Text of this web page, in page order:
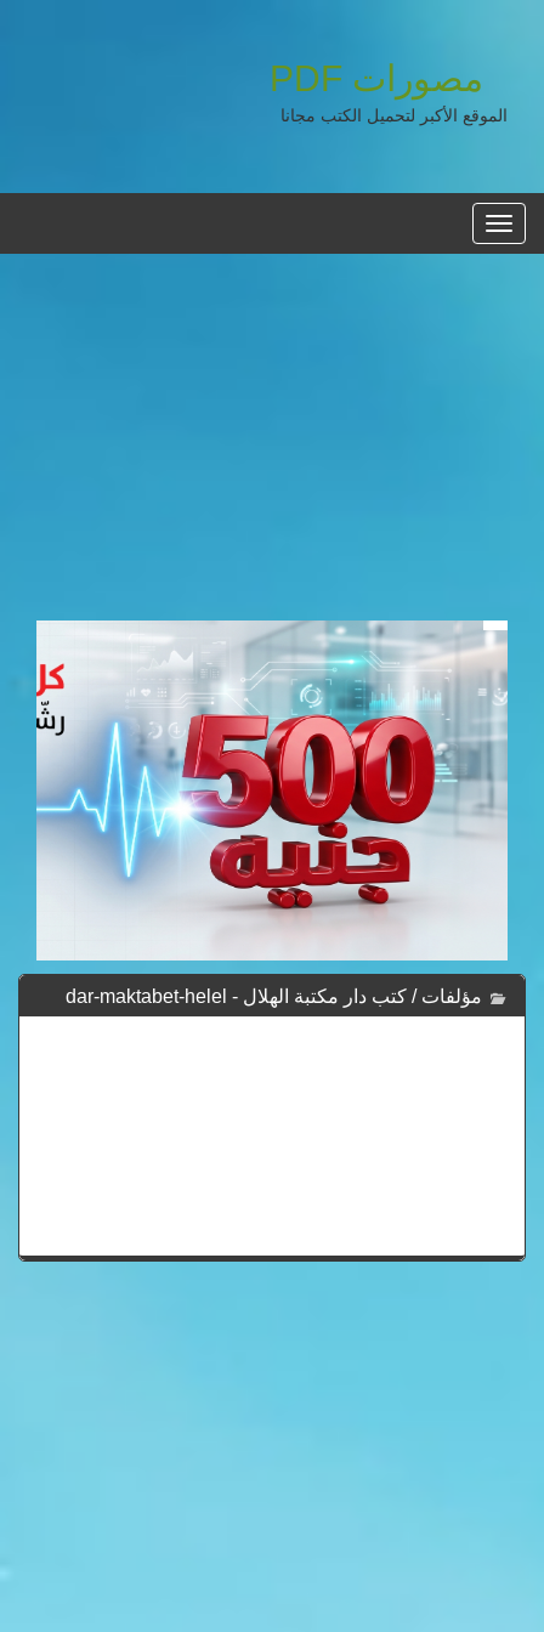
مصورات PDF
الموقع الأكبر لتحميل الكتب مجانا
القائمه
الرئيسية
مؤلفات / كتب دار مكتبة الهلال - dar-maktabet-helel